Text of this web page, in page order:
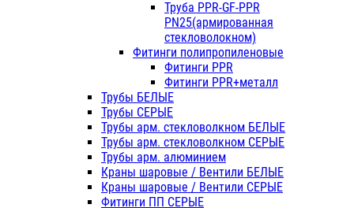
Труба PPR-GF-PPR
PN25(армированная
стекловолокном)
Фитинги полипропиленовые
Фитинги PPR
Фитинги PPR+металл
Трубы БЕЛЫЕ
Трубы СЕРЫЕ
Трубы арм. стекловолкном БЕЛЫЕ
Трубы арм. стекловолкном СЕРЫЕ
Трубы арм. алюминием
Краны шаровые / Вентили БЕЛЫЕ
Краны шаровые / Вентили СЕРЫЕ
Фитинги ПП СЕРЫЕ